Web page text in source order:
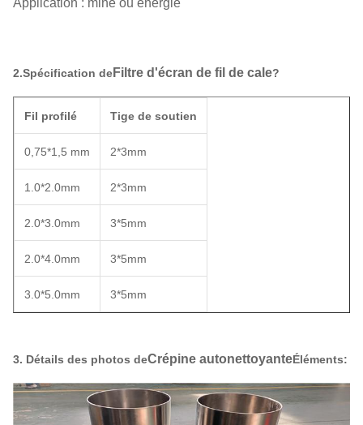
Application : mine ou énergie
2.Spécification deFiltre d'écran de fil de cale?
Fil profilé Tige de soutien
0,75*1,5 mm 2*3mm
1.0*2.0mm 2*3mm
2.0*3.0mm 3*5mm
2.0*4.0mm 3*5mm
3.0*5.0mm 3*5mm
3. Détails des photos deCrépine autonettoyanteÉléments: